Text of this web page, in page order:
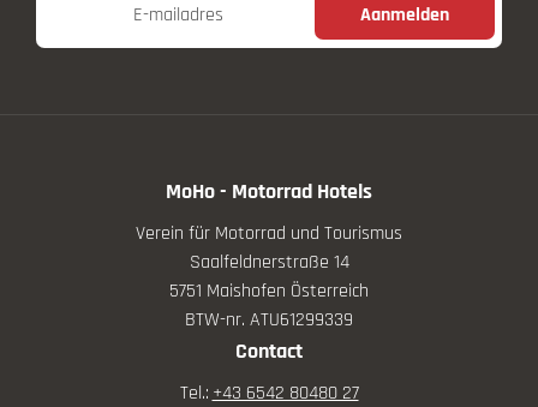
E-mailadres
Aanmelden
MoHo - Motorrad Hotels
Verein für Motorrad und Tourismus
Saalfeldnerstraße 14
5751 Maishofen Österreich
BTW-nr. ATU61299339
Contact
Tel.: +43 6542 80480 27